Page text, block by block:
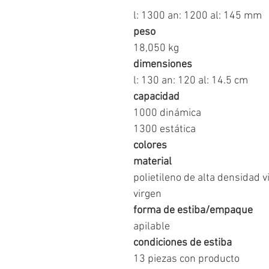
l: 1300 an: 1200 al: 145 mm
peso
18,050 kg
dimensiones
l: 130 an: 120 al: 14.5 cm
capacidad
1000 dinámica
1300 estática
colores
material
polietileno de alta densidad
virgen
forma de estiba/empaque
apilable
condiciones de estiba
13 piezas con producto